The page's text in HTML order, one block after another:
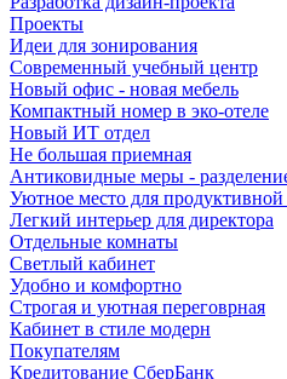
Проекты
Идеи для зонирования
Современный учебный центр
Новый офис - новая мебель
Компактный номер в эко-отеле
Новый ИТ отдел
Не большая приемная
Антиковидные меры -
Уютное место для
Легкий интерьер для директора
Отдельные комнаты
Светлый кабинет
Удобно и комфортно
Строгая и уютная переговрная
Кабинет в стиле модерн
Покупателям
Кредитование СберБанк